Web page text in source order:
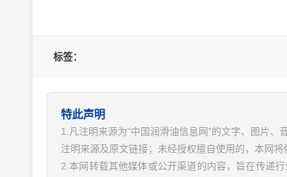
标签：
特此声明
1.凡注明来源为“中国润滑油信息网”的文字、图片
注明来源及原文链接；未经授权擅自使用的，本网将
2.本网转载其他媒体或公开渠道的内容，旨在传递